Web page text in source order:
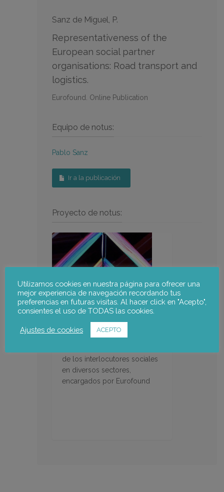
Sanz de Miguel, P.
Representativeness of the
European social partner
organisations: Road transport and
logistics.
Eurofound. Online Publication
Equipo de notus:
Pablo Sanz
Ir a la publicación
Proyecto de notus:
Representatividad de los
interlocutores sociales en
de los interlocutores sociales
en diversos sectores,
encargados por Eurofound
Utilizamos cookies en nuestra página para ofrecer una
mejor experiencia de navegación recordando tus
preferencias en futuras visitas. Al hacer click en "Acepto",
consientes el uso de TODAS las cookies.
Ajustes de cookies ACEPTO